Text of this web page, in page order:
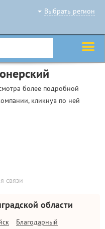
Выбрать регион
более подробной
кликнув по ней
связи
области
Благодарный